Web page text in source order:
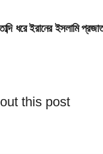
ধরে ইরানের ইসলামি
this post